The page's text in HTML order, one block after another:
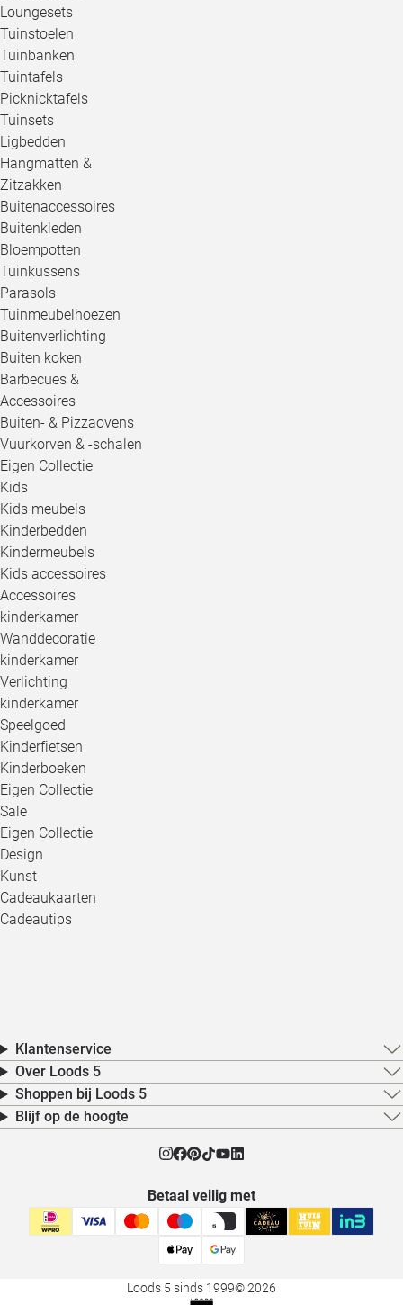
Loungesets
Tuinstoelen
Tuinbanken
Tuintafels
Picknicktafels
Tuinsets
Ligbedden
Hangmatten &
Zitzakken
Buitenaccessoires
Buitenkleden
Bloempotten
Tuinkussens
Parasols
Tuinmeubelhoezen
Buitenverlichting
Buiten koken
Barbecues &
Accessoires
Buiten- & Pizzaovens
Vuurkorven & -schalen
Eigen Collectie
Kids
Kids meubels
Kinderbedden
Kindermeubels
Kids accessoires
Accessoires
kinderkamer
Wanddecoratie
kinderkamer
Verlichting
kinderkamer
Speelgoed
Kinderfietsen
Kinderboeken
Eigen Collectie
Sale
Eigen Collectie
Design
Kunst
Cadeaukaarten
Cadeautips
Klantenservice
Over Loods 5
Shoppen bij Loods 5
Blijf op de hoogte
Betaal veilig met
Loods 5 sinds 1999© 2026